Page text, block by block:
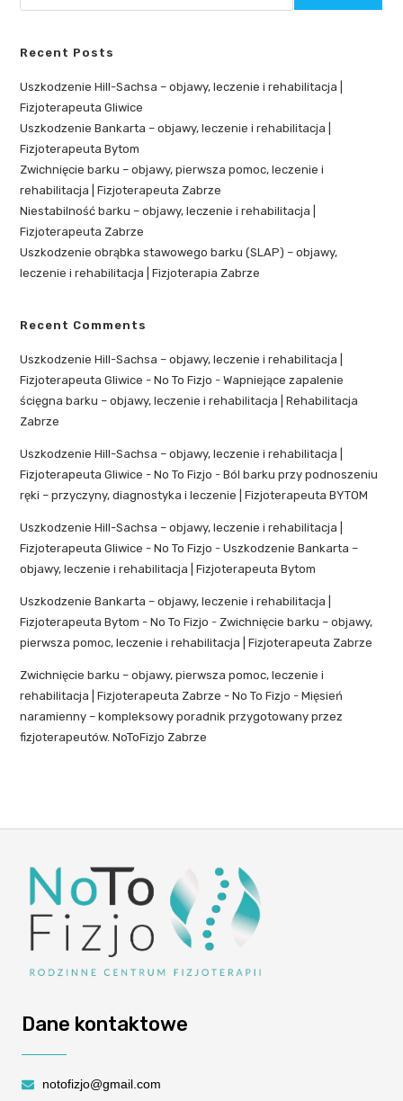
Recent Posts
Uszkodzenie Hill-Sachsa – objawy, leczenie i rehabilitacja |
Fizjoterapeuta Gliwice
Uszkodzenie Bankarta – objawy, leczenie i rehabilitacja |
Fizjoterapeuta Bytom
Zwichnięcie barku – objawy, pierwsza pomoc, leczenie i
rehabilitacja | Fizjoterapeuta Zabrze
Niestabilność barku – objawy, leczenie i rehabilitacja |
Fizjoterapeuta Zabrze
Uszkodzenie obrąbka stawowego barku (SLAP) – objawy,
leczenie i rehabilitacja | Fizjoterapia Zabrze
Recent Comments
Uszkodzenie Hill-Sachsa – objawy, leczenie i rehabilitacja |
Fizjoterapeuta Gliwice - No To Fizjo -Wapniejące zapalenie
ścięgna barku – objawy, leczenie i rehabilitacja | Rehabilitacja
Zabrze
Uszkodzenie Hill-Sachsa – objawy, leczenie i rehabilitacja |
Fizjoterapeuta Gliwice - No To Fizjo -Ból barku przy podnoszeniu
ręki – przyczyny, diagnostyka i leczenie | Fizjoterapeuta BYTOM
Uszkodzenie Hill-Sachsa – objawy, leczenie i rehabilitacja |
Fizjoterapeuta Gliwice - No To Fizjo -Uszkodzenie Bankarta –
objawy, leczenie i rehabilitacja | Fizjoterapeuta Bytom
Uszkodzenie Bankarta – objawy, leczenie i rehabilitacja |
Fizjoterapeuta Bytom - No To Fizjo - Zwichnięcie barku – objawy,
pierwsza pomoc, leczenie i rehabilitacja | Fizjoterapeuta Zabrze
Zwichnięcie barku – objawy, pierwsza pomoc, leczenie i
rehabilitacja | Fizjoterapeuta Zabrze - No To Fizjo -Mięsień
naramienny – kompleksowy poradnik przygotowany przez
fizjoterapeutów. NoToFizjo Zabrze
Dane kontaktowe
notofizjo@gmail.com